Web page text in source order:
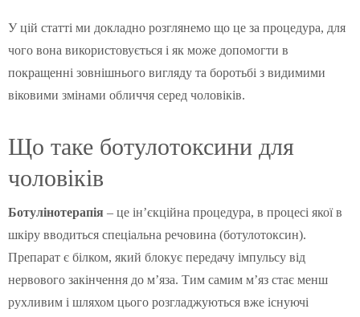
У цій статті ми докладно розглянемо що це за процедура, для
чого вона використовується і як може допомогти в
покращенні зовнішнього вигляду та боротьбі з видимими
віковими змінами обличчя серед чоловіків.
Що таке ботулотоксини для
чоловіків
Ботулінотерапія – це ін’єкційна процедура, в процесі якої в
шкіру вводиться спеціальна речовина (ботулотоксин).
Препарат є білком, який блокує передачу імпульсу від
нервового закінчення до м’яза. Тим самим м’яз стає менш
рухливим і шляхом цього розгладжуються вже існуючі